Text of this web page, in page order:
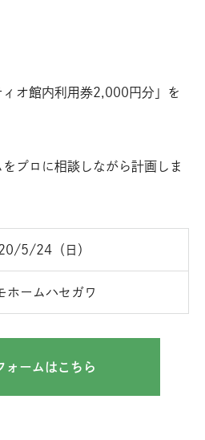
ィオ館内利用券2,000円分」を
プロに相談しながら計画しま
5/24（日）
ホームハセガワ
ォームはこちら